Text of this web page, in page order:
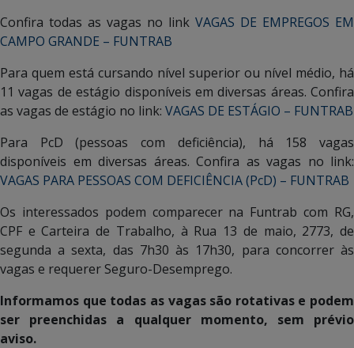
Confira todas as vagas no link VAGAS DE EMPREGOS EM
CAMPO GRANDE – FUNTRAB
Para quem está cursando nível superior ou nível médio, há
11 vagas de estágio disponíveis em diversas áreas. Confira
as vagas de estágio no link: VAGAS DE ESTÁGIO – FUNTRAB
Para PcD (pessoas com deficiência), há 158 vagas
disponíveis em diversas áreas. Confira as vagas no link:
VAGAS PARA PESSOAS COM DEFICIÊNCIA (PcD) – FUNTRAB
Os interessados podem comparecer na Funtrab com RG,
CPF e Carteira de Trabalho, à Rua 13 de maio, 2773, de
segunda a sexta, das 7h30 às 17h30, para concorrer às
vagas e requerer Seguro-Desemprego.
Informamos que todas as vagas são rotativas e podem
ser preenchidas a qualquer momento, sem prévio
aviso.